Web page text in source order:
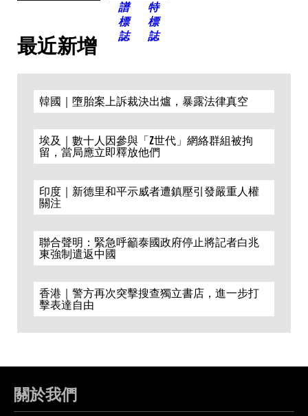
最近新增
韓國｜墮胎案上訴裁決出爐，暴露法律真空
埃及｜數十人因參與「Z世代」網絡群組被拘
留，當局應立即釋放他們
印度｜新德里和平示威者遭鎮壓引發嚴重人權
關注
聯合聲明：緊急呼籲泰國政府停止將記者白兆
東強制遣返中國
香港｜警方再次突擊搜查獨立書店，進一步打
擊表達自由
關於我們